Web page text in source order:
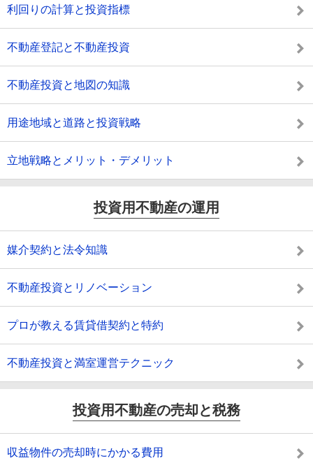
利回りの計算と投資指標
不動産登記と不動産投資
不動産投資と地図の知識
用途地域と道路と投資戦略
立地戦略とメリット・デメリット
投資用不動産の運用
媒介契約と法令知識
不動産投資とリノベーション
プロが教える賃貸借契約と特約
不動産投資と満室運営テクニック
投資用不動産の売却と税務
収益物件の売却時にかかる費用